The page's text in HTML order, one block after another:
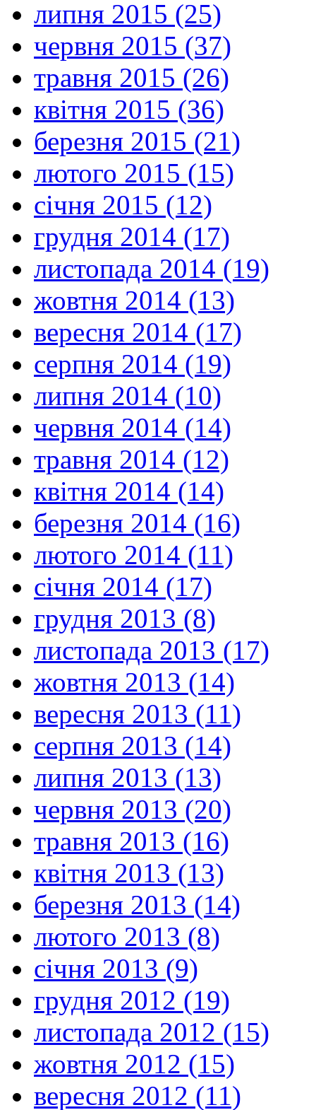
липня 2015 (25)
червня 2015 (37)
травня 2015 (26)
квітня 2015 (36)
березня 2015 (21)
лютого 2015 (15)
січня 2015 (12)
грудня 2014 (17)
листопада 2014 (19)
жовтня 2014 (13)
вересня 2014 (17)
серпня 2014 (19)
липня 2014 (10)
червня 2014 (14)
травня 2014 (12)
квітня 2014 (14)
березня 2014 (16)
лютого 2014 (11)
січня 2014 (17)
грудня 2013 (8)
листопада 2013 (17)
жовтня 2013 (14)
вересня 2013 (11)
серпня 2013 (14)
липня 2013 (13)
червня 2013 (20)
травня 2013 (16)
квітня 2013 (13)
березня 2013 (14)
лютого 2013 (8)
січня 2013 (9)
грудня 2012 (19)
листопада 2012 (15)
жовтня 2012 (15)
вересня 2012 (11)